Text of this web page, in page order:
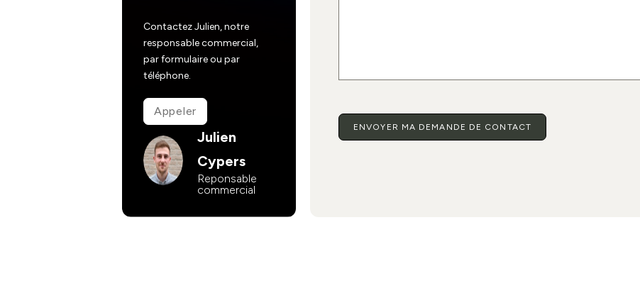
Contactez Julien, notre
responsable commercial,
par formulaire ou par
téléphone.
Appeler
Julien
Cypers
Reponsable
commercial